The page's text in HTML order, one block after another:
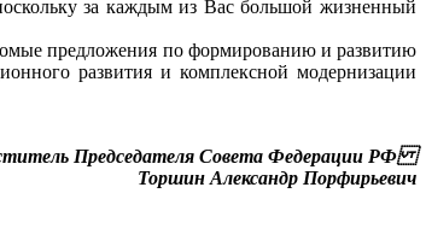
за каждым из Вас большой жизненный
предложения по формированию и развитию
развития и комплексной модернизации
Председателя Совета Федерации РФ
Торшин Александр Порфирьевич